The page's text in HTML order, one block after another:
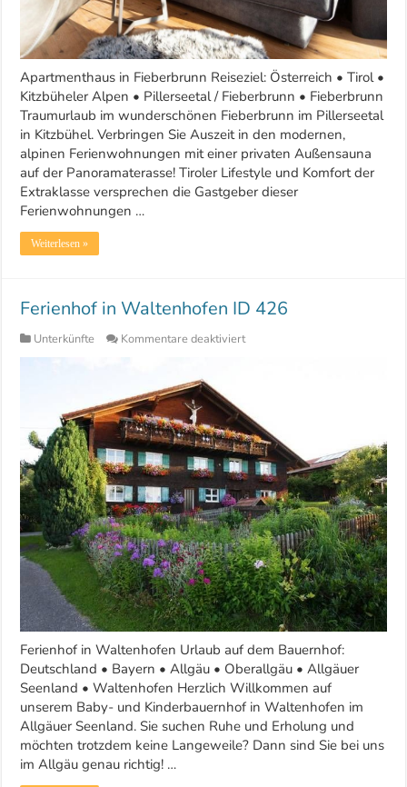
Apartmenthaus in Fieberbrunn Reiseziel: Österreich • Tirol •
Kitzbüheler Alpen • Pillerseetal / Fieberbrunn • Fieberbrunn
Traumurlaub im wunderschönen Fieberbrunn im Pillerseetal
in Kitzbühel. Verbringen Sie Auszeit in den modernen,
alpinen Ferienwohnungen mit einer privaten Außensauna
auf der Panoramaterasse! Tiroler Lifestyle und Komfort der
Extraklasse versprechen die Gastgeber dieser
Ferienwohnungen …
Weiterlesen »
Ferienhof in Waltenhofen ID 426
Unterkünfte Kommentare deaktiviertfür
ID
426
Ferienhof in Waltenhofen Urlaub auf dem Bauernhof:
Deutschland • Bayern • Allgäu • Oberallgäu • Allgäuer
Seenland • Waltenhofen Herzlich Willkommen auf
unserem Baby- und Kinderbauernhof in Waltenhofen im
Allgäuer Seenland. Sie suchen Ruhe und Erholung und
möchten trotzdem keine Langeweile? Dann sind Sie bei uns
im Allgäu genau richtig! …